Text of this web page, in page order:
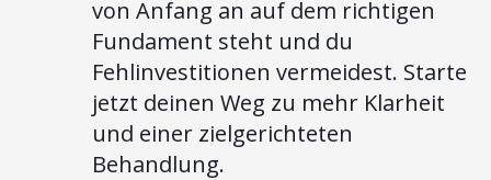
von Anfang an auf dem richtigen
Fundament steht und du
Fehlinvestitionen vermeidest. Starte
jetzt deinen Weg zu mehr Klarheit
und einer zielgerichteten
Behandlung.